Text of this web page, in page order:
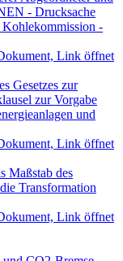
- Drucksache
-
Link öffnet
Gesetzes zur
zur Vorgabe
und
Link öffnet
Maßstab des
Transformation
Link öffnet